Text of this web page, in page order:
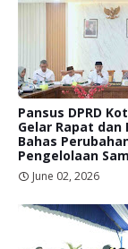
Pansus DPRD
Gelar Rapat dan
Bahas
Pengelolaan
June 02, 2026